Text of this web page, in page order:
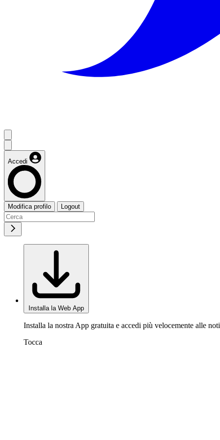
Accedi
Modifica profilo Logout
Installa la Web App
Installa la nostra App gratuita e accedi più velocemente alle
Tocca